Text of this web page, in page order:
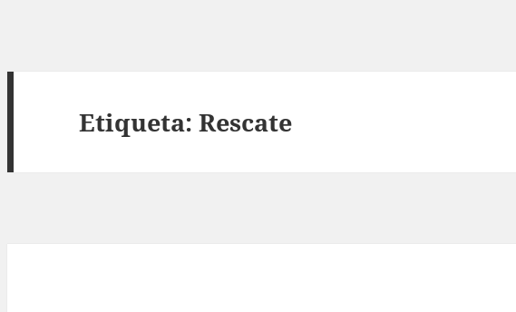
Etiqueta:Rescate